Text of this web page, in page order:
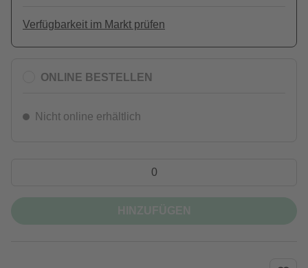
Verfügbarkeit im Markt prüfen
ONLINE BESTELLEN
Nicht online erhältlich